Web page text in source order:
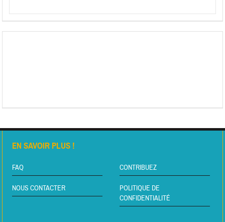
EN SAVOIR PLUS !
FAQ CONTRIBUEZ
NOUS CONTACTER
POLITIQUE DE
CONFIDENTIALITÉ